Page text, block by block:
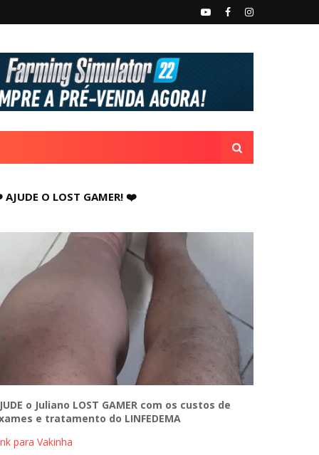
O LOST GAMER! ❤️
o Juliano LOST GAMER com os custos de
e tratamento do LINFEDEMA
para Vakinha